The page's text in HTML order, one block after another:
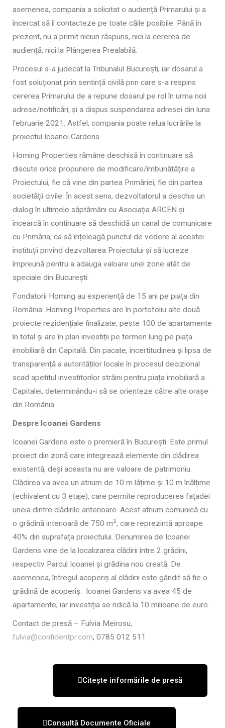
asemenea, compania a solicitat o audiență Primarului și a
încercat să îl contacteze pe toate căile posibile. Până în
prezent, nu a primit niciun răspuns, nici la cererea de
audiență, nici la Plângerea Prealabilă.
Procesul s-a judecat la Tribunalul București, iar dosarul a
fost soluționat prin sentință civilă prin care s-a respins
cererea Primarului de a repune dosarul pe rol în urma noii
adrese/notificări, și a dispus suspendarea adresei din luna
februarie 2021. Astfel, compania poate relua lucrările la
proiectul Icoanei Gardens.
Homing Properties rămâne deschisă în continuare să
discute orice propunere de modificare/îmbunătățire a
Proiectului, fie că vine din partea Primăriei, fie din partea
societății civile. În acest sens, dezvoltatorul a deschis un
dialog în ultimele săptămâni cu Asociația ARCEN și
încearcă în continuare să deschidă un canal de comunicare
cu Primăria, ca să înțeleagă punctul de vedere al acestei
instituții privind dezvoltarea Proiectului și să lucreze
împreună pentru a adauga valoare unei zone atât de
speciale din București.
Fondatorii Homing au experiență de 15 ani pe piața din
România. Homing Properties are în portofoliu alte două
proiecte rezidențiale finalizate, peste 100 de apartamente
în total și are în plan investiții pe termen lung pe piața
imobiliară din Capitală. Din pacate, incertitudinea și lipsa de
transparență a autorităților locale în procesul decizional
scad apetitul investitorilor străini pentru piața imobiliară a
Capitalei, determinându-i să se orienteze către alte orașe
din România.
Despre Icoanei Gardens
Icoanei Gardens este o premieră în București. Este primul
proiect din zonă care integrează elemente din clădirea
existentă, deși aceasta nu are valoare de patrimoniu.
Clădirea va avea un atrium de 10 m lățime și 10 m înălțime
(echivalent cu 3 etaje), care permite reproducerea fațadei
uneia dintre clădirile anterioare. Acest atrium comunică cu
o grădină interioară de 750 m2, care reprezintă aproape
40% din suprafața proiectului. Denumirea de Icoanei
Gardens vine de la localizarea clădirii între 2 grădini,
respectiv Parcul Icoanei și grădina nou creată. De
asemenea, întregul acoperiș al clădirii este gândit să fie o
grădină de acoperiș. Icoanei Gardens va avea 45 de
apartamente, iar investiția se ridică la 10 milioane de euro.
Contact de presă – Fulvia Meirosu,
fulvia@confidentpr.com, 0785 012 511
Citește informările de presă
Consultă Documente Oficiale